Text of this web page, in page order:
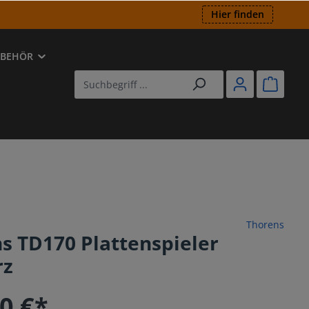
Hier finden
Thorens
TD170 Plattenspieler